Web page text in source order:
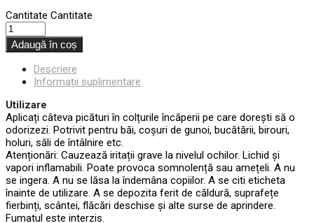
Cantitate Cantitate
Adaugă în coș
Descriere
Informații suplimentare
Utilizare
Aplicați câteva picături în colțurile încăperii pe care dorești să o
odorizezi. Potrivit pentru băi, coșuri de gunoi, bucătării, birouri,
holuri, săli de întâlnire etc.
Atenționări: Cauzează iritații grave la nivelul ochilor. Lichid și
vapori inflamabili. Poate provoca somnolență sau amețeli. A nu
se ingera. A nu se lăsa la îndemâna copiilor. A se citi eticheta
înainte de utilizare. A se depozita ferit de căldură, suprafețe
fierbinți, scântei, flăcări deschise și alte surse de aprindere.
Fumatul este interzis.